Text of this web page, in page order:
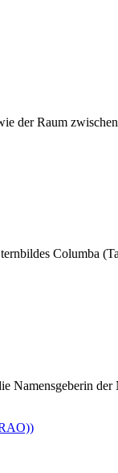
der Raum
Columba
Namensgeberin